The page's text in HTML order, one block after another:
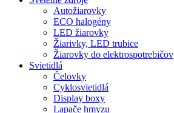
Autožiarovky
ECO halogény
LED žiarovky
Žiarivky, LED trubice
Žiarovky do elektrospotrebičov
Svietidlá
Čelovky
Cyklosvietidlá
Display boxy
Lapače hmyzu